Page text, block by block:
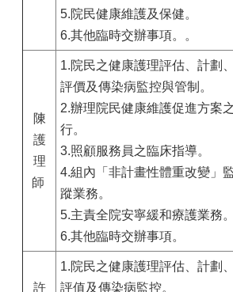
5.院民健康維護及保健。
6.其他臨時交辦事項。
。
陳
護
理
師
1.院民之健康護理評估、計劃、
評價及傳染病監控與管制。
2.辦理院民健康維護促進方案
行。
3.照顧服務員之臨床指導。
4.組內「非計畫性體重改變」
蹤業務。
5.主責全院安寧緩和療護業務。
6.其他臨時交辦事項。
許
1.院民之健康護理評估、計劃、
評值及傳染病監控。